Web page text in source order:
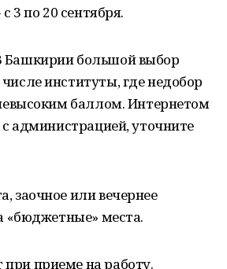
3 по 20 сентября.
Башкирии большой выбор
институты, где недобор
баллом. Интернетом
с администрацией, уточните
заочное или вечернее
«бюджетные» места.
приеме на работу.